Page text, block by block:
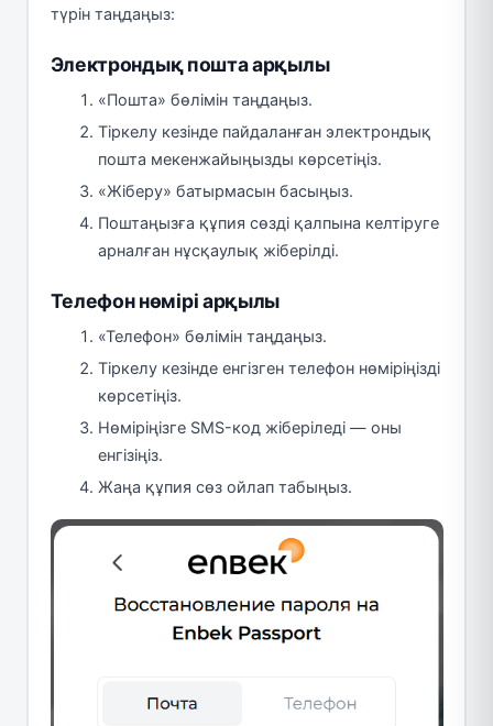
түрін таңдаңыз:
Электрондық пошта арқылы
«Пошта» бөлімін таңдаңыз.
Тіркелу кезінде пайдаланған электрондық
пошта мекенжайыңызды көрсетіңіз.
«Жіберу» батырмасын басыңыз.
Поштаңызға құпия сөзді қалпына келтіруге
арналған нұсқаулық жіберілді.
Телефон нөмірі арқылы
«Телефон» бөлімін таңдаңыз.
Тіркелу кезінде енгізген телефон нөміріңізді
көрсетіңіз.
Нөміріңізге SMS-код жіберіледі — оны
енгізіңіз.
Жаңа құпия сөз ойлап табыңыз.